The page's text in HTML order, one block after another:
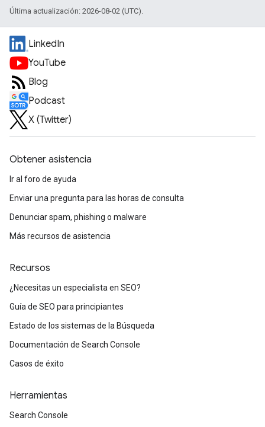
Última actualización: 2026-08-02 (UTC).
LinkedIn
YouTube
Blog
Podcast
X (Twitter)
Obtener asistencia
Ir al foro de ayuda
Enviar una pregunta para las horas de consulta
Denunciar spam, phishing o malware
Más recursos de asistencia
Recursos
¿Necesitas un especialista en SEO?
Guía de SEO para principiantes
Estado de los sistemas de la Búsqueda
Documentación de Search Console
Casos de éxito
Herramientas
Search Console